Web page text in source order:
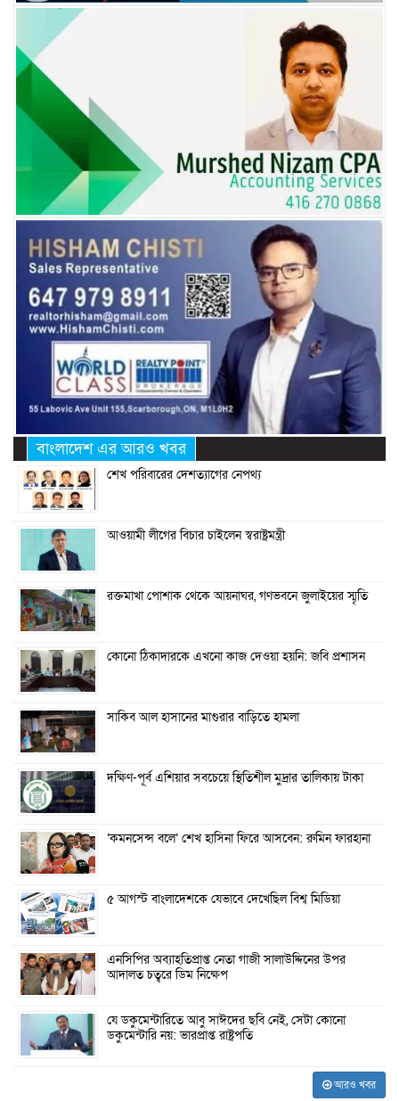
বাংলাদেশ এর আরও খবর
শেখ পরিবারের দেশত্যাগের নেপথ্য
আওয়ামী লীগের বিচার চাইলেন স্বরাষ্ট্রমন্ত্রী
রক্তমাখা পোশাক থেকে আয়নাঘর, গণভবনে জুলাইয়ের স্মৃতি
কোনো ঠিকাদারকে এখনো কাজ দেওয়া হয়নি: জবি প্রশাসন
সাকিব আল হাসানের মাগুরার বাড়িতে হামলা
দক্ষিণ-পূর্ব এশিয়ার সবচেয়ে স্থিতিশীল মুদ্রার তালিকায় টাকা
‘কমনসেন্স বলে’ শেখ হাসিনা ফিরে আসবেন: রুমিন ফারহানা
৫ আগস্ট বাংলাদেশকে যেভাবে দেখেছিল বিশ্ব মিডিয়া
এনসিপির অব্যাহতিপ্রাপ্ত নেতা গাজী সালাউদ্দিনের উপর
আদালত চত্বরে ডিম নিক্ষেপ
যে ডকুমেন্টারিতে আবু সাঈদের ছবি নেই, সেটা কোনো
ডকুমেন্টারি নয়: ভারপ্রাপ্ত রাষ্ট্রপতি
আরও খবর